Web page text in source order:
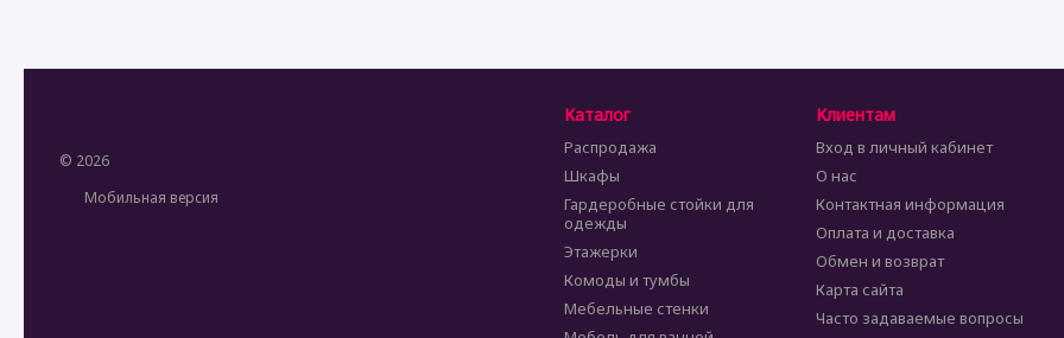
© 2026
Мобильная версия
Каталог
Распродажа
Шкафы
Гардеробные стойки для
одежды
Этажерки
Комоды и тумбы
Мебельные стенки
Клиентам
Вход в личный кабинет
О нас
Контактная информация
Оплата и доставка
Обмен и возврат
Карта сайта
Часто задаваемые вопросы